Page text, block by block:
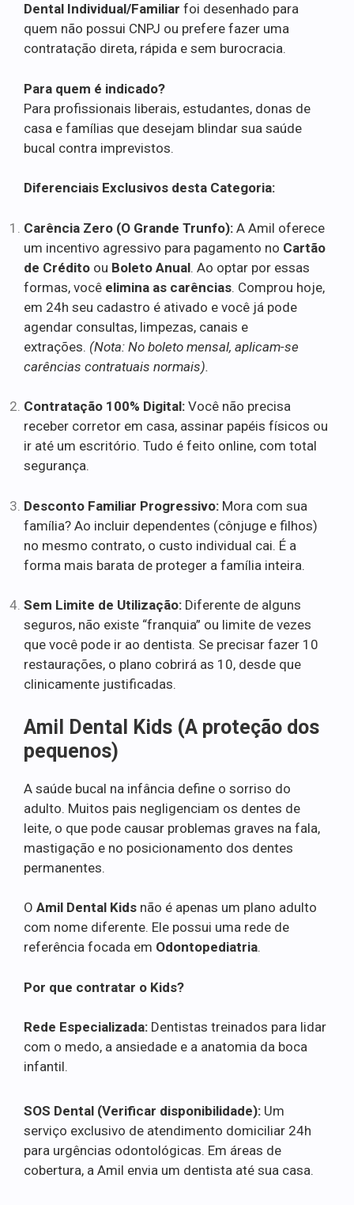
Dental Individual/Familiar foi desenhado para
quem não possui CNPJ ou prefere fazer uma
contratação direta, rápida e sem burocracia.
Para quem é indicado?
Para profissionais liberais, estudantes, donas de
casa e famílias que desejam blindar sua saúde
bucal contra imprevistos.
Diferenciais Exclusivos desta Categoria:
Carência Zero (O Grande Trunfo): A Amil oferece
um incentivo agressivo para pagamento no Cartão
de Crédito ou Boleto Anual. Ao optar por essas
formas, você elimina as carências. Comprou hoje,
em 24h seu cadastro é ativado e você já pode
agendar consultas, limpezas, canais e
extrações. (Nota: No boleto mensal, aplicam-se
carências contratuais normais).
Contratação 100% Digital: Você não precisa
receber corretor em casa, assinar papéis físicos ou
ir até um escritório. Tudo é feito online, com total
segurança.
Desconto Familiar Progressivo: Mora com sua
família? Ao incluir dependentes (cônjuge e filhos)
no mesmo contrato, o custo individual cai. É a
forma mais barata de proteger a família inteira.
Sem Limite de Utilização: Diferente de alguns
seguros, não existe “franquia” ou limite de vezes
que você pode ir ao dentista. Se precisar fazer 10
restaurações, o plano cobrirá as 10, desde que
clinicamente justificadas.
Amil Dental Kids (A proteção dos
pequenos)
A saúde bucal na infância define o sorriso do
adulto. Muitos pais negligenciam os dentes de
leite, o que pode causar problemas graves na fala,
mastigação e no posicionamento dos dentes
permanentes.
O Amil Dental Kids não é apenas um plano adulto
com nome diferente. Ele possui uma rede de
referência focada em Odontopediatria.
Por que contratar o Kids?
Rede Especializada: Dentistas treinados para lidar
com o medo, a ansiedade e a anatomia da boca
infantil.
SOS Dental (Verificar disponibilidade): Um
serviço exclusivo de atendimento domiciliar 24h
para urgências odontológicas. Em áreas de
cobertura, a Amil envia um dentista até sua casa.